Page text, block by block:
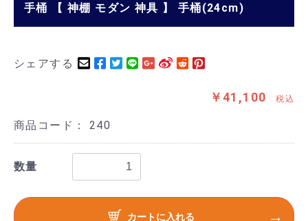
手桶 【 神棚 モダン 神具 】 手桶(24cm)
シェアする
￥41,100 税込
商品コード： 240
数量
カートに入れる